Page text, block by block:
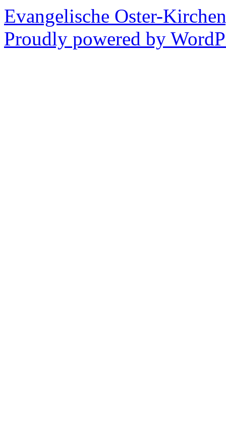
Evangelische Oster-
Proudly powered by